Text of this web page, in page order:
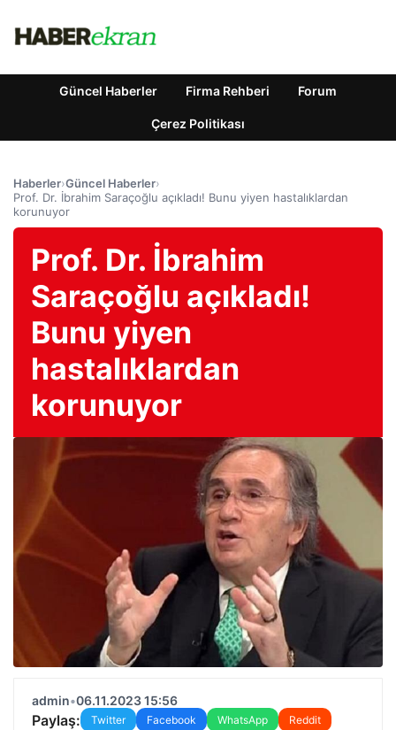
Güncel Haberler Firma Rehberi Forum
Çerez Politikası
Haberler›Güncel Haberler›
Prof. Dr. İbrahim Saraçoğlu açıkladı! Bunu yiyen hastalıklardan
korunuyor
Prof. Dr. İbrahim
Saraçoğlu açıkladı!
Bunu yiyen
hastalıklardan
korunuyor
admin•06.11.2023 15:56
Paylaş: Twitter Facebook WhatsApp
Reddit